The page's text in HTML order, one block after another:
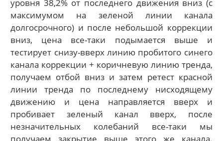
уровня 38,2% от последнего движения вниз (с
максимумом на зеленой линии канала
долгосрочного) и после небольшой коррекции
вниз, цена все-таки подымается выше и
тестирует снизу-вверх линию пробитого синего
канала коррекции + коричневую линию тренда,
получаем отбой вниз и затем ретест красной
линии тренда по последнему нисходящему
движению и цена направляется вверх и
пробивает зеленый канал вверх, после
незначительных колебаний все-таки мы